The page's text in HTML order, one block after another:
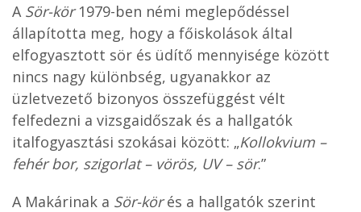
A Sör-kör1979-ben némi meglepődéssel
állapította meg, hogy a főiskolások által
elfogyasztott sör és üdítő mennyisége között
nincs nagy különbség, ugyanakkor az
üzletvezető bizonyos összefüggést vélt
felfedezni a vizsgaidőszak és a hallgatók
italfogyasztási szokásai között: „Kollokvium –
fehér bor, szigorlat – vörös, UV – sör.”
A Makárinak a Sör-körés a hallgatók szerint